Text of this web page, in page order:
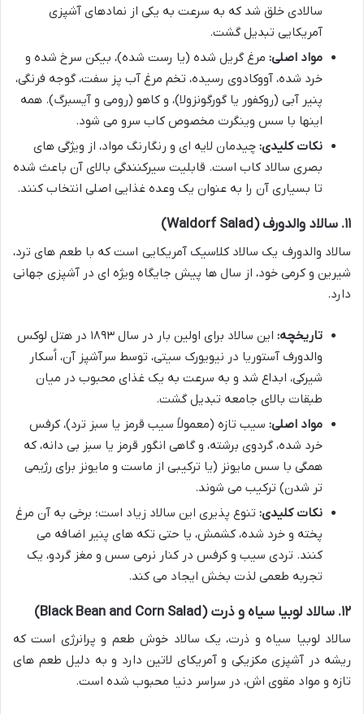
سالادی خلق شد که به سرعت به یکی از نمادهای آشپزی
آمریکایی تبدیل گشت.
مواد اصلی: مرغ گریل شده (یا رست شده)، بیکن سرخ شده و
خرد شده، آووکادوی رسیده، تخم مرغ آب پز سفت، گوجه فرنگی،
پنیر آبی (روکفور یا گورگونزولا)، و کاهو (رومی و آیسبرگ). همه
اینها با سس وینگرت مخصوص کاب سرو می شود.
نکات کلیدی: چیدمان لایه ای و رنگارنگ مواد، از ویژگی های
بصری سالاد کاب است. قابلیت سیرکنندگی بالای آن باعث شده
تا بسیاری آن را به عنوان یک وعده غذایی اصلی انتخاب کنند.
۱۱. سالاد والدورف (Waldorf Salad)
سالاد والدورف یک سالاد کلاسیک آمریکایی است که با طعم های ترد،
شیرین و کرمی خود، از سال ها پیش جایگاه ویژه ای در آشپزی جهانی
دارد.
تاریخچه:
این سالاد برای اولین بار در سال ۱۸۹۳ در هتل لوکس
والدورف آستوریا در نیویورک سیتی، توسط سرآشپز آن، اُسکار
شیرکی، ابداع شد و به سرعت به یک غذای محبوب در میان
طبقات بالای جامعه تبدیل گشت.
مواد اصلی: سیب تازه (معمولاً سیب قرمز یا سبز ترد)، کرفس
خرد شده، گردوی برشته، و گاهی انگور قرمز یا سبز بی دانه، که
همگی با سس مایونز (یا ترکیبی از ماست و مایونز برای رژیمی
تر شدن) ترکیب می شوند.
نکات کلیدی: تنوع پذیری این سالاد زیاد است؛ برخی به آن مرغ
پخته و خرد شده، کشمش، یا حتی تکه های پنیر اضافه می
کنند. تردی سیب و کرفس در کنار نرمی سس و مغز گردو، یک
تجربه طعمی لذت بخش ایجاد می کند.
۱۲. سالاد لوبیا سیاه و ذرت (Black Bean and Corn Salad)
سالاد لوبیا سیاه و ذرت، یک سالاد خوش طعم و پرانرژی است که
ریشه در آشپزی مکزیکی و آمریکای لاتین دارد و به دلیل طعم های
تازه و مواد مقوی اش، در سراسر دنیا محبوب شده است.